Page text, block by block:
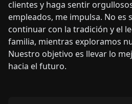
clientes y haga sentir
empleados, me impulsa. No es
continuar con la tradición y el
familia, mientras exploramos
Nuestro objetivo es llevar lo
hacia el futuro.